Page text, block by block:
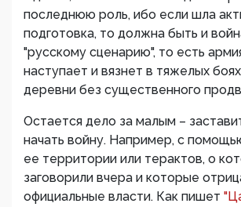
последнюю роль, ибо если шла
подготовка, то должна быть и
"русскому сценарию", то есть
наступает и вязнет в тяжелых
деревни без существенного
Остается дело за малым –
начать войну. Например, с
ее территории или терактов, о
заговорили вчера и которые
официальные власти. Как пишет